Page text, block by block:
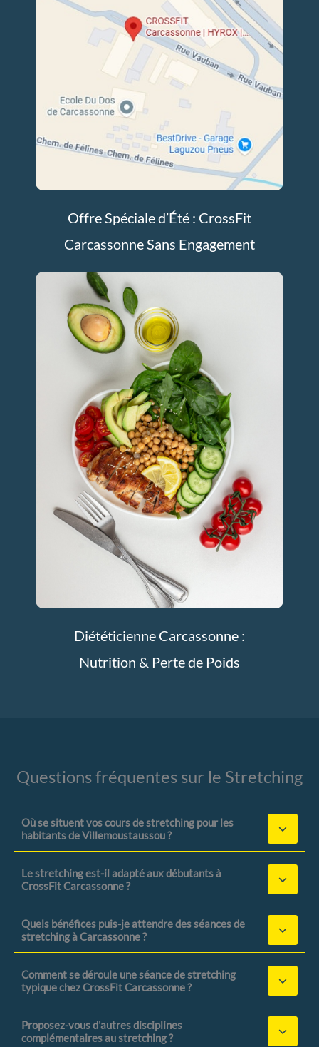
Offre Spéciale d’Été : CrossFit
Carcassonne Sans Engagement
Diététicienne Carcassonne :
Nutrition & Perte de Poids
Questions fréquentes sur le Stretching
Où se situent vos cours de stretching pour les
habitants de Villemoustaussou ?
Le stretching est-il adapté aux débutants à
CrossFit Carcassonne ?
Quels bénéfices puis-je attendre des séances de
stretching à Carcassonne ?
Comment se déroule une séance de stretching
typique chez CrossFit Carcassonne ?
Proposez-vous d’autres disciplines
complémentaires au stretching ?